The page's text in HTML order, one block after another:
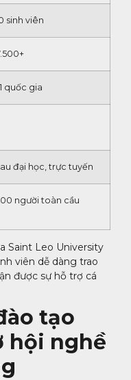
sinh viên
quốc gia
đại học, trực tuyến
người toàn cầu
Saint Leo University
viên dễ dàng trao
được sự hỗ trợ cá
tạo
hội nghề